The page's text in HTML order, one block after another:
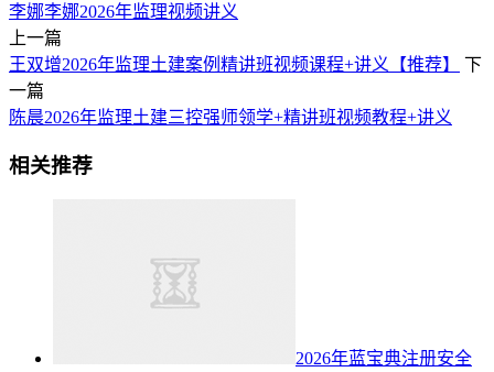
李娜李娜2026年监理视频讲义
上一篇
王双增2026年监理土建案例精讲班视频课程+讲义【推荐】
下
一篇
陈晨2026年监理土建三控强师领学+精讲班视频教程+讲义
相关推荐
2026年蓝宝典注册安全